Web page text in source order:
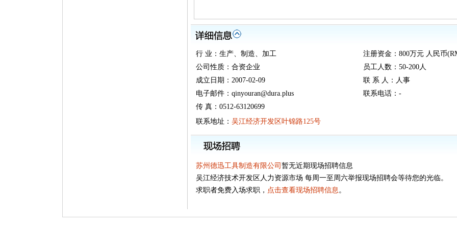
行 业：生产、制造、加工
注册资金：800万元 人民币
公司性质：合资企业
员工人数：50-200人
成立日期：2007-02-09
联 系 人：人事
电子邮件：qinyouran@dura.plus
联系电话：-
传 真：0512-63120699
联系地址： 吴江经济开发区叶锦路125号
苏州德迅工具制造有限公司 暂无近期现场招聘信息
吴江经济技术开发区人力资源市场 每周一至周六举报现场招聘会等待您的光临。
求职者免费入场求职， 点击查看现场招聘信息。